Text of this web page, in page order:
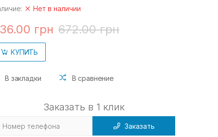
Нет в наличии
грн 672.00 грн
КУПИТЬ
В закладки В сравнение
Заказать в 1 клик
Заказать